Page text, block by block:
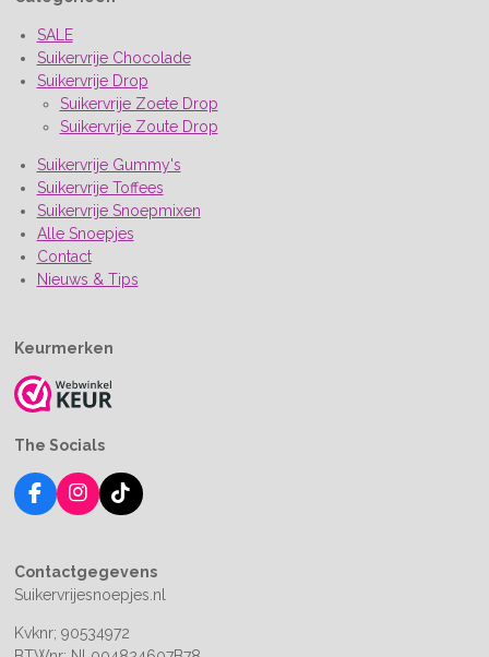
SALE
Suikervrije Chocolade
Suikervrije Drop
Suikervrije Zoete Drop
Suikervrije Zoute Drop
Suikervrije Gummy's
Suikervrije Toffees
Suikervrije Snoepmixen
Alle Snoepjes
Contact
Nieuws & Tips
Keurmerken
The Socials
F
a
b
o
k
I
n
a
g
a
T
i
o
k
Contactgegevens
Suikervrijesnoepjes.nl
Kvknr; 90534972